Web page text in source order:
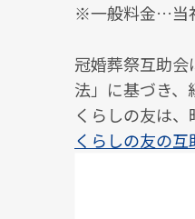
※一般料金…当
冠婚葬祭互助
法」に基づき
くらしの友は
くらしの友の